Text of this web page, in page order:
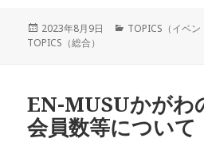
投
稿
2023年8月9日
カ
TOPICS（イベン
TOPICS（総合）
EN-MUSUかがわ
会員数等について